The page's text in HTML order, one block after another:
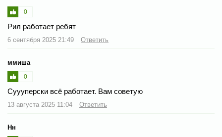
0
Рил работает ребят
6 сентября 2025 21:49 Ответить
ммиша
0
Суууперски всë работает. Вам советую
13 августа 2025 11:04 Ответить
Нн